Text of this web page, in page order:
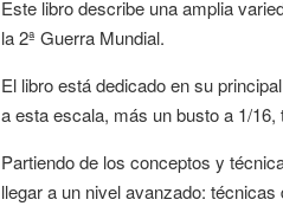
Este libro describe una amplia
la 2ª Guerra Mundial.
El libro está dedicado en su
a esta escala, más un busto a 1/
Partiendo de los conceptos y
llegar a un nivel avanzado: